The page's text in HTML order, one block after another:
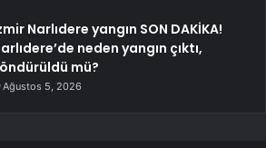
Narlıdere yangın SON DAKİKA!
neden yangın çıktı,
mü?
Ağustos 5, 2026